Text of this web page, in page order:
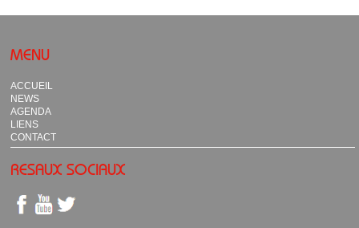
MENU
ACCUEIL
NEWS
AGENDA
LIENS
CONTACT
RESAUX SOCIAUX